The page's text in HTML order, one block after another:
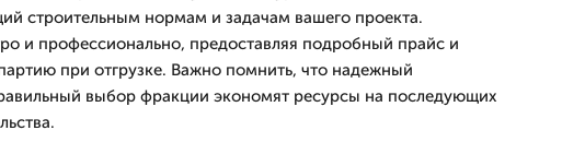
строительным нормам и задачам вашего проекта.
и профессионально, предоставляя подробный прайс и
при отгрузке. Важно помнить, что надежный
выбор фракции экономят ресурсы на последующих